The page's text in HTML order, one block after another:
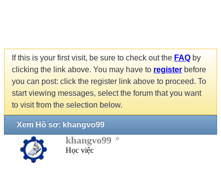
If this is your first visit, be sure to check out the FAQ by
clicking the link above. You may have to register before
you can post: click the register link above to proceed. To
start viewing messages, select the forum that you want
to visit from the selection below.
Xem Hồ sơ: khangvo99
khangvo99
Học việc